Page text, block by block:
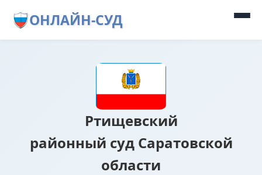
ОНЛАЙН-СУД
Ртищевский
районный суд Саратовской
области